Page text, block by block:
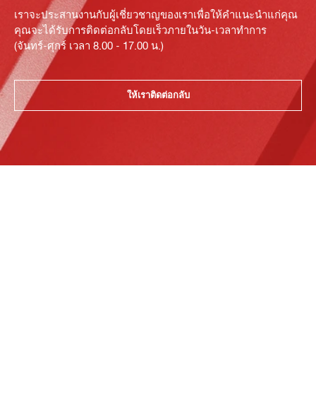
เราจะประสานงานกับผู้เชี่ยวชาญของเราเพื่อให้คำแนะนำแก่คุณ
คุณจะได้รับการติดต่อกลับโดยเร็วภายในวัน-เวลาทำการ
(จันทร์-ศุกร์ เวลา 8.00 - 17.00 น.)
ให้เราติดต่อกลับ